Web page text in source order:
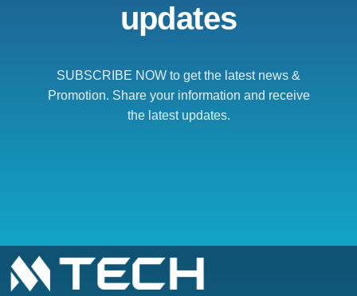
updates
SUBSCRIBE NOW to get the latest news &
Promotion. Share your information and receive
the latest updates.